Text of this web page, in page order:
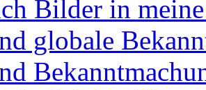
Bilder in
globale